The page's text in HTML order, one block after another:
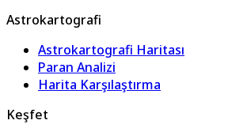
Astrokartografi
Astrokartografi Haritası
Paran Analizi
Harita Karşılaştırma
Keşfet